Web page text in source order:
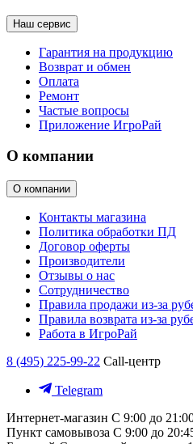
Наш сервис
Гарантия на продукцию
Возврат и обмен
Оплата
Ремонт
Частые вопросы
Приложение ИгроРай
О компании
О компании
Контакты магазина
Политика обработки ПД
Договор оферты
Производители
Отзывы о нас
Сотрудничество
Правила продажи из-за
Правила возврата из-за
Работа в ИгроРай
8 (495) 225-99-22 Call-центр
Telegram
Интернет-магазин С 9:00 до
Пункт самовывоза С 9:00 до